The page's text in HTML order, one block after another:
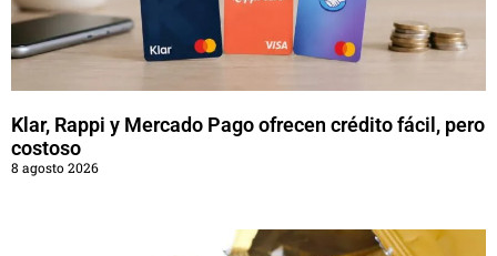
Klar, Rappi y Mercado Pago ofrecen crédito fácil, pero
costoso
8 agosto 2026